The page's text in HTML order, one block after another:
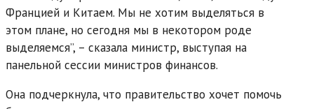
Францией и Китаем. Мы не хотим выделяться в
этом плане, но сегодня мы в некотором роде
выделяемся”, – сказала министр, выступая на
панельной сессии министров финансов.
Она подчеркнула, что правительство хочет помочь